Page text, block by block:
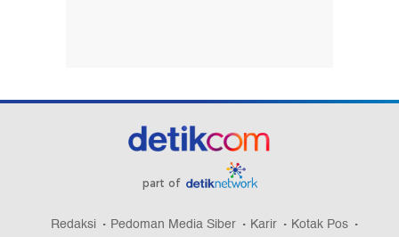
part of
Redaksi Pedoman Media Siber Karir
Kotak Pos